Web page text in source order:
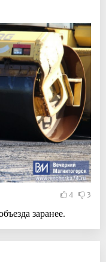
4 3
заранее.